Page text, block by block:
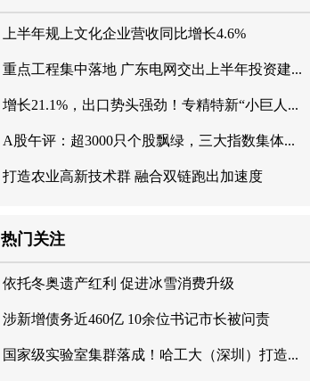
上半年规上文化企业营收同比增长4.6%
重点工程集中落地广东电网交出上半年投资建...
增长21.1%，出口势头强劲！专精特新“小巨人...
A股午评：超3000只个股飘绿，三大指数集体...
打造农业高新技术群融合双链跑出加速度
热门关注
依托冬奥遗产红利促进冰雪消费升级
涉新增债务近460亿10余位书记市长被问责
国家级实验室集群落成！哈工大（深圳）打造...